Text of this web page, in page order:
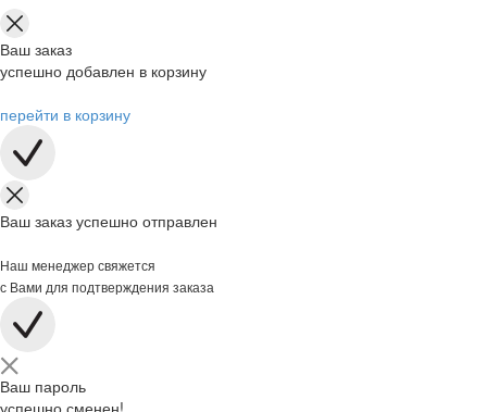
Ваш заказ
успешно добавлен в корзину
перейти в корзину
Ваш заказ успешно отправлен
Наш менеджер свяжется
с Вами для подтверждения заказа
Ваш пароль
успешно сменен!